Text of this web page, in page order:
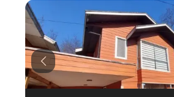
Previous